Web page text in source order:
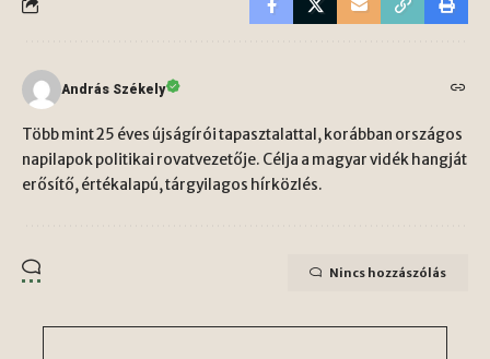
András Székely
Több mint 25 éves újságírói tapasztalattal, korábban országos
napilapok politikai rovatvezetője. Célja a magyar vidék hangját
erősítő, értékalapú, tárgyilagos hírközlés.
Nincs hozzászólás